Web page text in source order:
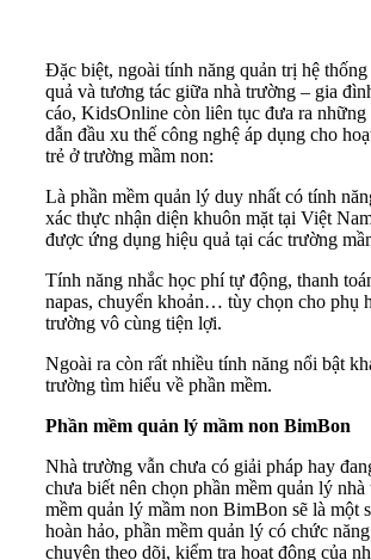
Đặc biệt, ngoài tính năng quản trị hệ
quả và tương tác giữa nhà trường – gia
cáo, KidsOnline còn liên tục đưa ra những
dẫn đầu xu thế công nghệ áp dụng cho
trẻ ở trường mầm non:
Là phần mềm quản lý duy nhất có tính
xác thực nhận diện khuôn mặt tại Việt
được ứng dụng hiệu quả tại các trường
Tính năng nhắc học phí tự động, thanh
napas, chuyển khoản… tùy chọn cho phụ
trường vô cùng tiện lợi.
Ngoài ra còn rất nhiều tính năng nổi bật
trường tìm hiểu về phần mềm.
Phần mềm quản lý mầm non BimBon
Nhà trường vẫn chưa có giải pháp hay
chưa biết nên chọn phần mềm quản lý nhà
mềm quản lý mầm non BimBon sẽ là một
hoàn hảo, phần mềm quản lý có chức
chuyên theo dõi, kiểm tra hoạt động của